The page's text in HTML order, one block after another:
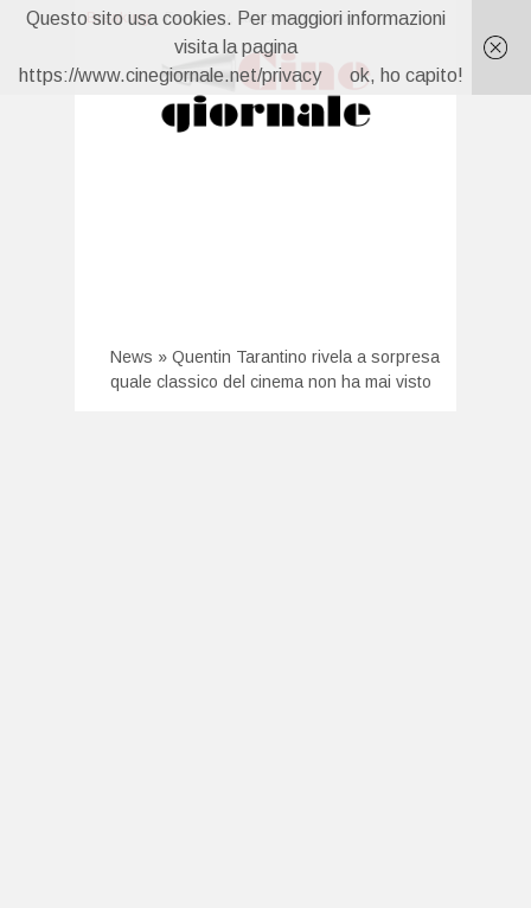
Breaking:
Far Away, anticipazioni 10 agosto: Nare vuole divorziare, Kaya fugge dalla villa
Forbidden Fruit 4, anticipazioni 7 agosto: Yildiz scopre che Cagatay è fidanzato
Capri, anticipazioni 6 agosto: Carolina torna e sfida Isabella
Forbidden Fruit 4, anticipazioni 10 agosto: Feride sorprende Yildiz con Hasan Ali
News » Quentin Tarantino rivela a sorpresa
quale classico del cinema non ha mai visto
Questo sito usa cookies. Per maggiori informazioni
visita la pagina
https://www.cinegiornale.net/privacy
ok, ho capito!